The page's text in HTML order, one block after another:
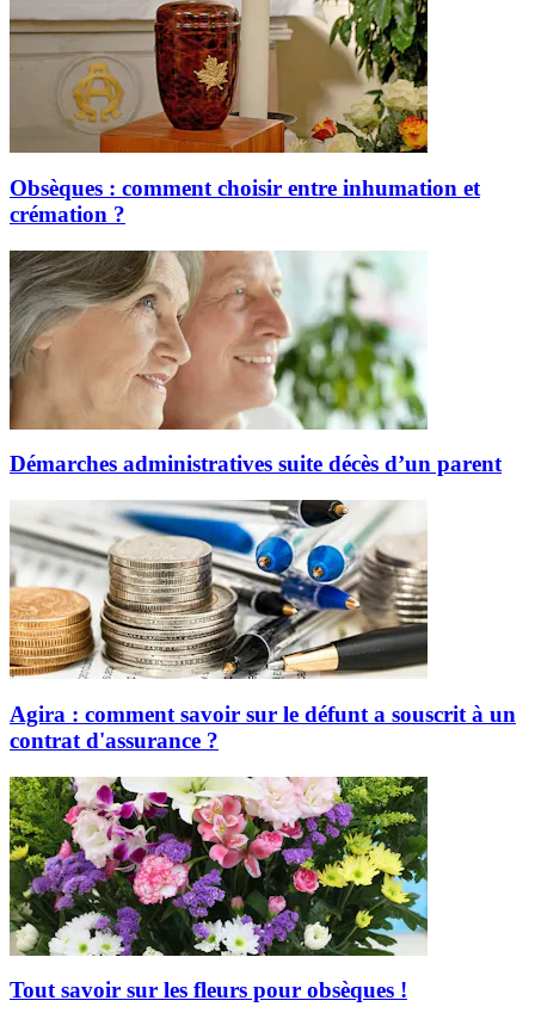
Obsèques : comment choisir entre inhumation et
crémation ?
Démarches administratives suite décès d’un parent
Agira : comment savoir sur le défunt a souscrit à un
contrat d'assurance ?
Tout savoir sur les fleurs pour obsèques !